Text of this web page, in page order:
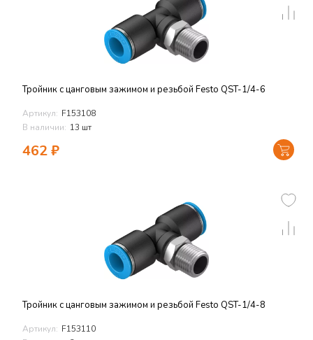
Тройник с цанговым зажимом и резьбой Festo QST-1/4-6
Артикул: F153108
В наличии: 13 шт
462₽
Тройник с цанговым зажимом и резьбой Festo QST-1/4-8
Артикул: F153110